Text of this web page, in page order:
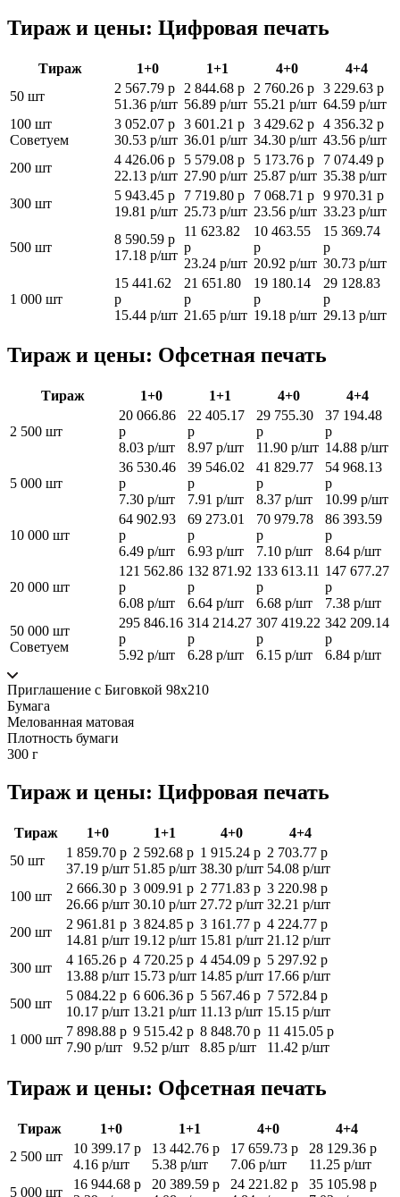
Тираж и цены: Цифровая печать
Тираж 1+0 1+1 4+0
4+4
50 шт
2 567.79 р
51.36 р/шт
2 844.68 р
56.89 р/шт
2 760.26 р
55.21 р/шт
3 229.63 р
64.59 р/шт
100 шт
Советуем
3 052.07 р
30.53 р/шт
3 601.21 р
36.01 р/шт
3 429.62 р
34.30 р/шт
4 356.32 р
43.56 р/шт
200 шт
4 426.06 р
22.13 р/шт
5 579.08 р
27.90 р/шт
5 173.76 р
25.87 р/шт
7 074.49 р
35.38 р/шт
300 шт
5 943.45 р
19.81 р/шт
7 719.80 р
25.73 р/шт
7 068.71 р
23.56 р/шт
9 970.31 р
33.23 р/шт
500 шт
8 590.59 р
17.18 р/шт
11 623.82
р
23.24 р/шт
10 463.55
р
20.92 р/шт
15 369.74
р
30.73 р/шт
1 000 шт
15 441.62
р
15.44 р/шт
21 651.80
р
21.65 р/шт
19 180.14
р
19.18 р/шт
29 128.83
р
29.13 р/шт
Тираж и цены: Офсетная печать
Тираж 1+0 1+1 4+0 4+4
2 500 шт
20 066.86
р
8.03 р/шт
22 405.17
р
8.97 р/шт
29 755.30
р
11.90 р/шт
37 194.48
р
14.88 р/шт
5 000 шт
36 530.46
р
7.30 р/шт
39 546.02
р
7.91 р/шт
41 829.77
р
8.37 р/шт
54 968.13
р
10.99 р/шт
10 000 шт
64 902.93
р
6.49 р/шт
69 273.01
р
6.93 р/шт
70 979.78
р
7.10 р/шт
86 393.59
р
8.64 р/шт
20 000 шт
121 562.86
р
6.08 р/шт
132 871.92
р
6.64 р/шт
133 613.11
р
6.68 р/шт
147 677.27
р
7.38 р/шт
50 000 шт
Советуем
295 846.16
р
5.92 р/шт
314 214.27
р
6.28 р/шт
307 419.22
р
6.15 р/шт
342 209.14
р
6.84 р/шт
Приглашение с Биговкой 98x210
Бумага
Мелованная матовая
Плотность бумаги
300 г
Тираж и цены: Цифровая печать
Тираж 1+0 1+1 4+0
4+4
50 шт
1 859.70 р
37.19 р/шт
2 592.68 р
51.85 р/шт
1 915.24 р
38.30 р/шт
2 703.77 р
54.08 р/шт
100 шт
2 666.30 р
26.66 р/шт
3 009.91 р
30.10 р/шт
2 771.83 р
27.72 р/шт
3 220.98 р
32.21 р/шт
200 шт
2 961.81 р
14.81 р/шт
3 824.85 р
19.12 р/шт
3 161.77 р
15.81 р/шт
4 224.77 р
21.12 р/шт
300 шт
4 165.26 р
13.88 р/шт
4 720.25 р
15.73 р/шт
4 454.09 р
14.85 р/шт
5 297.92 р
17.66 р/шт
500 шт
5 084.22 р
10.17 р/шт
6 606.36 р
13.21 р/шт
5 567.46 р
11.13 р/шт
7 572.84 р
15.15 р/шт
1 000 шт
7 898.88 р
7.90 р/шт
9 515.42 р
9.52 р/шт
8 848.70 р
8.85 р/шт
11 415.05 р
11.42 р/шт
Тираж и цены: Офсетная печать
Тираж 1+0 1+1 4+0
4+4
2 500 шт
10 399.17 р
4.16 р/шт
13 442.76 р
5.38 р/шт
17 659.73 р
7.06 р/шт
28 129.36 р
11.25 р/шт
5 000 шт
16 944.68 р
20 389.59 р
24 221.82 р
35 105.98 р